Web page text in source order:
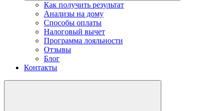
Как получить результат
Анализы на дому
Способы оплаты
Налоговый вычет
Программа лояльности
Отзывы
Блог
Контакты